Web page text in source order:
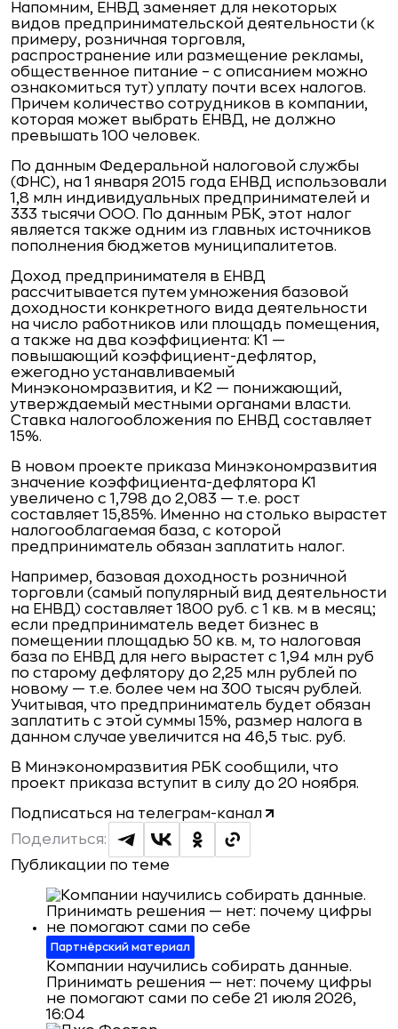
Напомним, ЕНВД заменяет для некоторых
видов предпринимательской деятельности (к
примеру, розничная торговля,
распространение или размещение рекламы,
общественное питание – с описанием можно
ознакомиться тут) уплату почти всех налогов.
Причем количество сотрудников в компании,
которая может выбрать ЕНВД, не должно
превышать 100 человек.
По данным Федеральной налоговой службы
(ФНС), на 1 января 2015 года ЕНВД использовали
1,8 млн индивидуальных предпринимателей и
333 тысячи ООО. По данным РБК, этот налог
является также одним из главных источников
пополнения бюджетов муниципалитетов.​
Доход предпринимателя в ЕНВД
рассчитывается путем умножения базовой
доходности конкретного вида деятельности
на число работников или площадь помещения,
а также на два коэффициента: К1 —
повышающий коэффициент-дефлятор,
ежегодно устанавливаемый
Минэкономразвития, и К2 — понижающий,
утверждаемый местными органами власти.
Ставка налогообложения по ЕНВД составляет
15%.
В новом проекте приказа Минэкономразвития
значение коэффициента-дефлятора K1
увеличено с 1,798 до 2,083 — т.е. рост
составляет 15,85%. Именно на столько вырастет
налогооблагаемая база, с которой
предприниматель обязан заплатить налог.
Например, базовая доходность розничной
торговли (самый популярный вид деятельности
на ЕНВД) составляет 1800 руб. с 1 кв. м в месяц;
если предприниматель ведет бизнес в
помещении площадью 50 кв. м, то налоговая
база по ЕНВД для него вырастет с 1,94 млн руб
по старому дефлятору до 2,25 млн рублей по
новому — т.е. более чем на 300 тысяч рублей.
Учитывая, что предприниматель будет обязан
заплатить с этой суммы 15%, размер н​алога в
данном случае увеличится на 46,5 тыс. руб.
В Минэкономразвития РБК сообщили, что
проект приказа вступит в силу до 20 ноября.
Подписаться на телеграм-канал
Поделиться:
Публикации по теме
Партнёрский материал
Компании научились собирать данные.
Принимать решения — нет: почему цифры
не помогают сами по себе 21 июля 2026,
16:04